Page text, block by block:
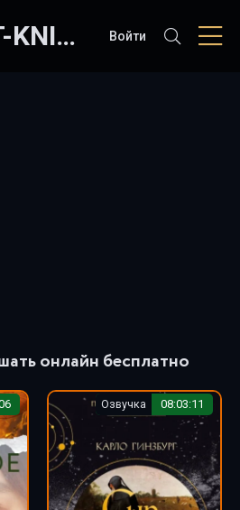
SLUSHAT-KNIGI.COM Войти
онлайн бесплатно
Озвучка 08:03:11